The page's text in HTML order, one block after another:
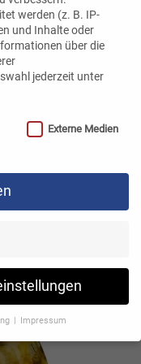
werden (z. B. IP-
und Inhalte oder
über die
jederzeit unter
Externe Medien
Impressum